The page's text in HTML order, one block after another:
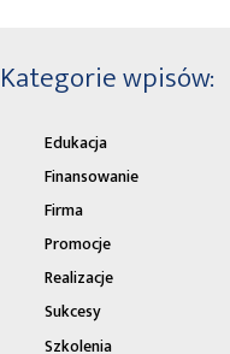
Kategorie wpisów:
Edukacja
Finansowanie
Firma
Promocje
Realizacje
Sukcesy
Szkolenia